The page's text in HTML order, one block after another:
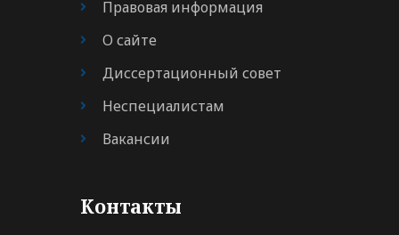
Правовая информация
О сайте
Диссертационный совет
Неспециалистам
Вакансии
Контакты